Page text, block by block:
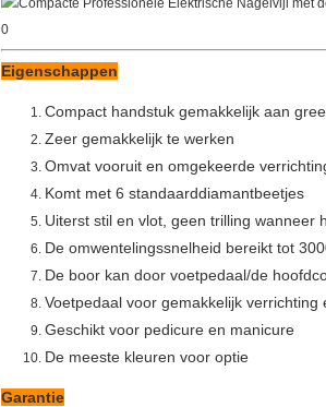
Eigenschappen
Compact handstuk gemakkelijk aan
Zeer gemakkelijk te werken
Omvat vooruit en omgekeerde
Komt met 6 standaarddiamantbeetjes
Uiterst stil en vlot, geen trilling wanneer
De omwentelingssnelheid bereikt tot
De boor kan door voetpedaal/de
Voetpedaal voor gemakkelijk verrichting
Geschikt voor pedicure en manicure
De meeste kleuren voor optie
Garantie